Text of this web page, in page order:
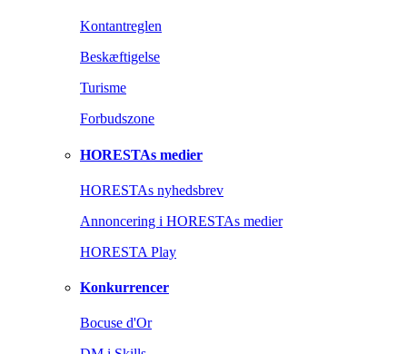
Kontantreglen
Beskæftigelse
Turisme
Forbudszone
HORESTAs medier
HORESTAs nyhedsbrev
Annoncering i HORESTAs medier
HORESTA Play
Konkurrencer
Bocuse d'Or